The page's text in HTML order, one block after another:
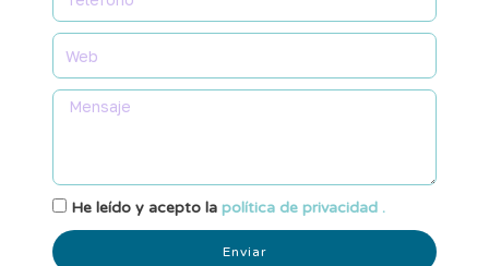
He leído y acepto la política de privacidad .
Enviar